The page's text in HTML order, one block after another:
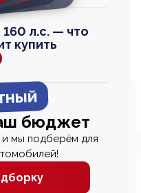
л.с. — что
купить
бюджет
и мы подберём для